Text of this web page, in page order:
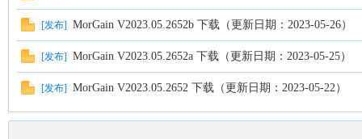
[发布] MorGain V2023.05.2652b 下载（更新日期：2023-05-26）
[发布] MorGain V2023.05.2652a 下载（更新日期：2023-05-25）
[发布] MorGain V2023.05.2652 下载（更新日期：2023-05-22）